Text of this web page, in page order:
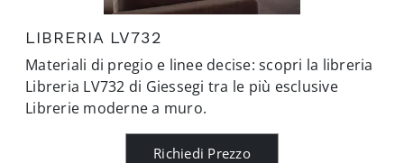
LIBRERIA LV732
Materiali di pregio e linee decise: scopri la libreria
Libreria LV732 di Giessegi tra le più esclusive
Librerie moderne a muro.
Richiedi Prezzo